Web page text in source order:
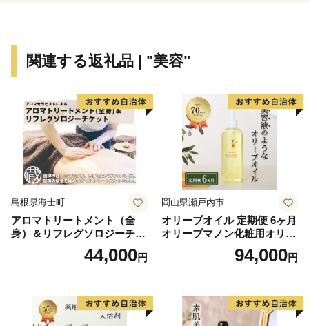
もの語る町、ふくさき。
播州福崎町。豊かな自然の風物に囲まれた、小さな町。
ここには目を見張るほどの“絶景” などないけれど、
じっと耳を澄ませば、山あいから、川辺から、田畑か
人々の営みの隙間から“人ならざるもの” の囁きが聞こえ
てくる町。
関連する返礼品 | "美容"
島根県海士町
アロマトリートメント（全
身）＆リフレグソロジーチケ
44,000円
岡山県瀬戸内市
オリーブオイル 定期便 6ヶ月
オリーブマノン化粧用オリー
ブオイル 200ml オリーブ オ
イル 美容 スキンケア 化粧用
94,000円